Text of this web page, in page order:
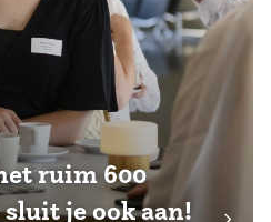
ruim 600
je ook aan!